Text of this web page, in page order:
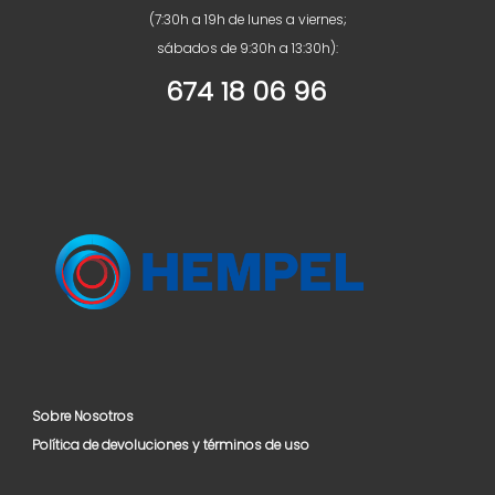
(7:30h a 19h de lunes a viernes;
sábados de 9:30h a 13:30h):
674 18 06 96
Sobre Nosotros
Política de devoluciones y términos de uso